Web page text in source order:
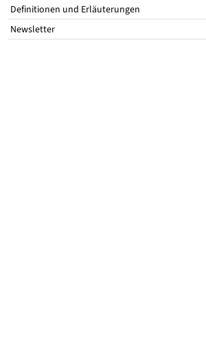
Definitionen und Erläuterungen
Newsletter